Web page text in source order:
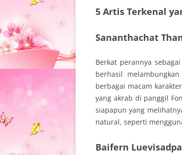
5 Artis Terkenal
Sananthachat
Berkat perannya
berhasil
berbagai macam
yang akrab di panggil
siapapun yang
natural, seperti
Baifern